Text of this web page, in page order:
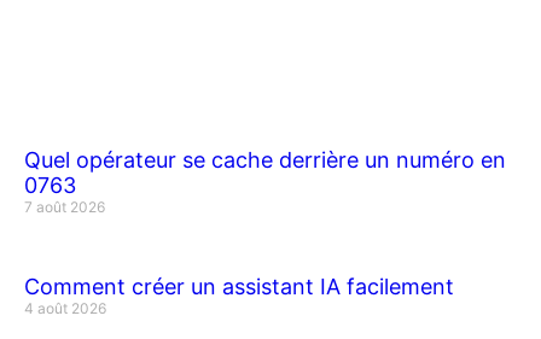
Quel opérateur se cache derrière un numéro en
0763
7 août 2026
Comment créer un assistant IA facilement
4 août 2026